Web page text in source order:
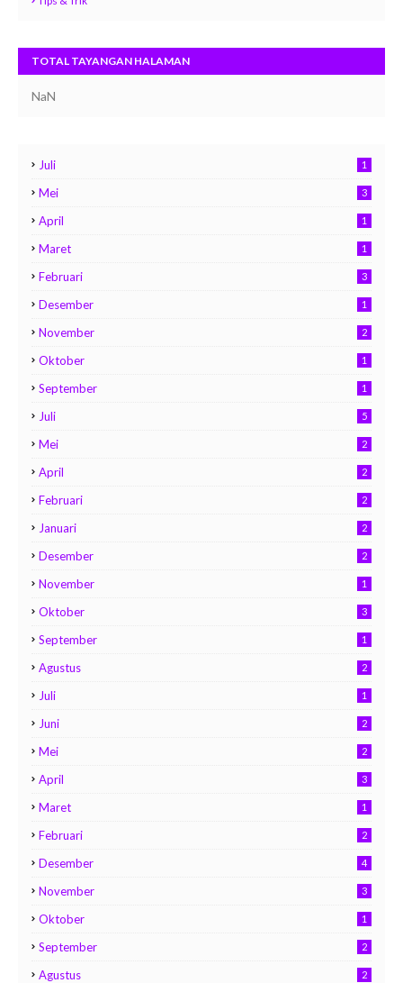
TOTAL TAYANGAN HALAMAN
NaN
Juli 1
Mei 3
April 1
Maret 1
Februari 3
Desember 1
November 2
Oktober 1
September 1
Juli 5
Mei 2
April 2
Februari 2
Januari 2
Desember 2
November 1
Oktober 3
September 1
Agustus 2
Juli 1
Juni 2
Mei 2
April 3
Maret 1
Februari 2
Desember 4
November 3
Oktober 1
September 2
Agustus 2